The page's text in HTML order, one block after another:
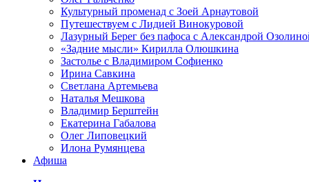
Культурный променад с Зоей Арнаутовой
Путешествуем с Лидией Винокуровой
Лазурный Берег без пафоса с Александрой
«Задние мысли» Кирилла Олюшкина
Застолье с Владимиром Софиенко
Ирина Савкина
Светлана Артемьева
Наталья Мешкова
Владимир Берштейн
Екатерина Габалова
Олег Липовецкий
Илона Румянцева
Афиша